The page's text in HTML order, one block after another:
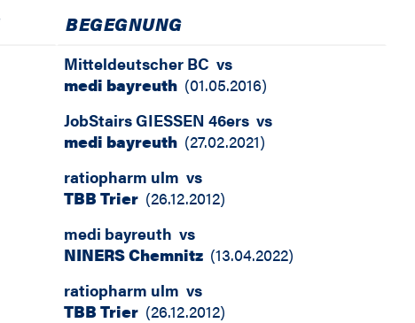
BEGEGNUNG
Mitteldeutscher BC vs
medi bayreuth (01.05.2016)
JobStairs GIESSEN 46ers vs
medi bayreuth (27.02.2021)
ratiopharm ulm vs
TBB Trier (26.12.2012)
medi bayreuth vs
NINERS Chemnitz (13.04.2022)
ratiopharm ulm vs
TBB Trier (26.12.2012)